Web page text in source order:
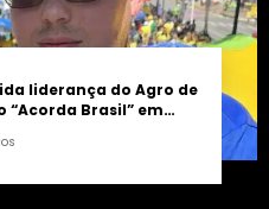
liderança do Agro de
Brasil” em